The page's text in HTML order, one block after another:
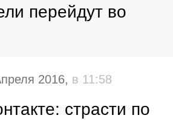
перейдут во
2016, в 11:58
страсти по